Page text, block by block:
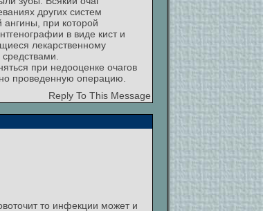
других систем
ангины, при которой
в виде кист и
лекарственному
при недооценке очагов
проведенную операцию.
Reply To This Message
то инфекции может и